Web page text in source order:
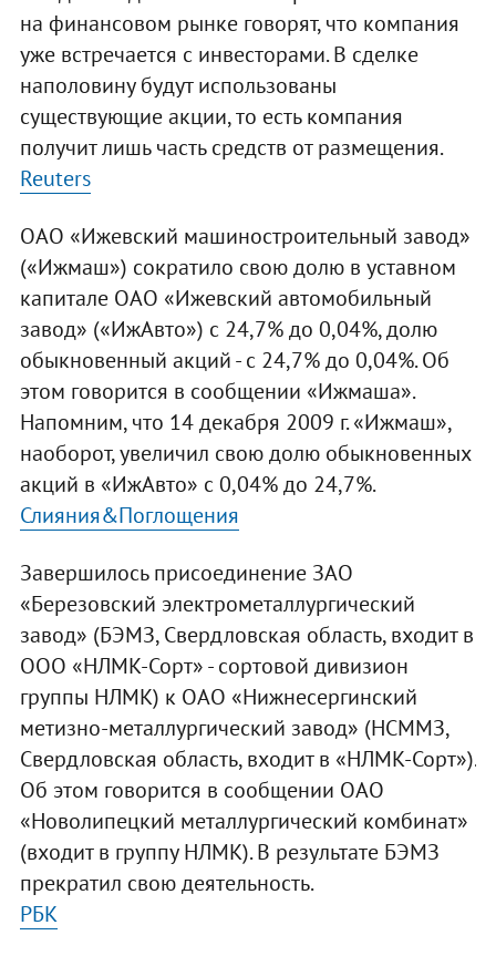
на финансовом рынке говорят, что компания
уже встречается с инвесторами. В сделке
наполовину будут использованы
существующие акции, то есть компания
получит лишь часть средств от размещения.
Reuters
ОАО «Ижевский машиностроительный завод»
(«Ижмаш») сократило свою долю в уставном
капитале ОАО «Ижевский автомобильный
завод» («ИжАвто») с 24,7% до 0,04%, долю
обыкновенный акций - с 24,7% до 0,04%. Об
этом говорится в сообщении «Ижмаша».
Напомним, что 14 декабря 2009 г. «Ижмаш»,
наоборот, увеличил свою долю обыкновенных
акций в «ИжАвто» с 0,04% до 24,7%.
Слияния&Поглощения
Завершилось присоединение ЗАО
«Березовский электрометаллургический
завод» (БЭМЗ, Свердловская область, входит в
ООО «НЛМК-Сорт» - сортовой дивизион
группы НЛМК) к ОАО «Нижнесергинский
метизно-металлургический завод» (НСММЗ,
Свердловская область, входит в «НЛМК-Сорт»).
Об этом говорится в сообщении ОАО
«Новолипецкий металлургический комбинат»
(входит в группу НЛМК). В результате БЭМЗ
прекратил свою деятельность.
РБК